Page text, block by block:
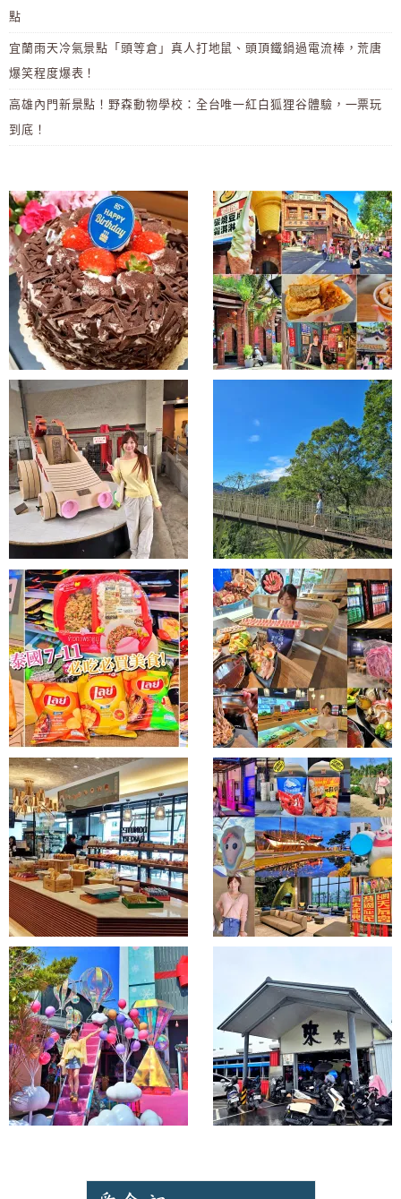
點
宜蘭雨天冷氣景點「頭等倉」真人打地鼠、頭頂鐵鍋過電流棒，荒唐
爆笑程度爆表！
高雄內門新景點！野森動物學校：全台唯一紅白狐狸谷體驗，一票玩
到底！